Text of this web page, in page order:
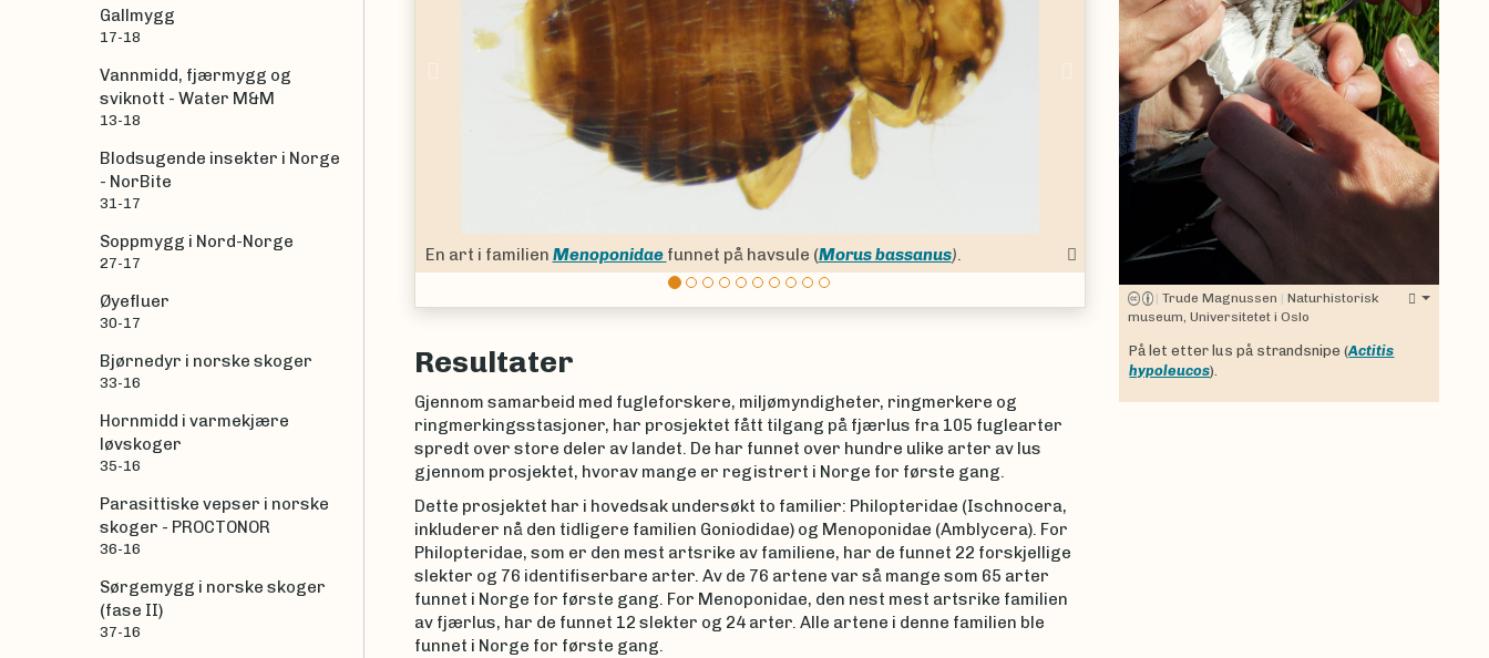
Menoponidaefunnet på havsule (Morus bassanus En art i familienPhilopteridaefunnet på låvesvale (Hirundo rustica
Next
Resultater
Gjennom samarbeid med fugleforskere, miljømyndigheter, ringmerkere og
ringmerkingsstasjoner, har prosjektet fått tilgang på fjærlus fra 105 fuglearter
spredt over store deler av landet. De har funnet over hundre ulike arter av lus
gjennom prosjektet, hvorav mange er registrert i Norge for første gang.
Dette prosjektet har i hovedsak undersøkt to familier: Philopteridae (Ischnocera,
inkluderer nå den tidligere familien Goniodidae) og Menoponidae (Amblycera). For
Philopteridae, som er den mest artsrike av familiene, har de funnet 22 forskjellige
slekter og 76 identifiserbare arter. Av de 76 artene var så mange som 65 arter
funnet i Norge for første gang. For Menoponidae, den nest mest artsrike familien
av fjærlus, har de funnet 12 slekter og 24 arter. Alle artene i denne familien ble
funnet i Norge for første gang.
| Trude Magnussen | Naturhistorisk
museum, Universitetet i Oslo
På let etter lus på strandsnipe (Actitis
hypoleucos).
Gallmygg
17-18
Vannmidd, fjærmygg og
sviknott - Water M&M
13-18
Blodsugende insekter i Norge
- NorBite
31-17
Soppmygg i Nord-Norge
27-17
Øyefluer
30-17
Bjørnedyr i norske skoger
33-16
Hornmidd i varmekjære
løvskoger
35-16
Parasittiske vepser i norske
skoger - PROCTONOR
36-16
Sørgemygg i norske skoger
(fase II)
37-16